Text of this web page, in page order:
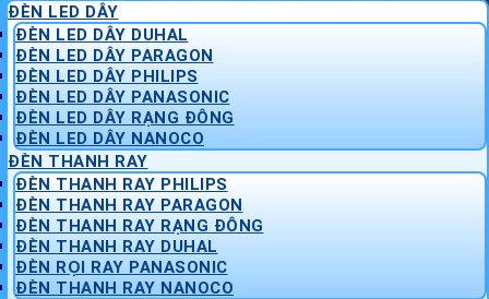
ĐÈN LED DÂY
ĐÈN LED DÂY DUHAL
ĐÈN LED DÂY PARAGON
ĐÈN LED DÂY PHILIPS
ĐÈN LED DÂY PANASONIC
ĐÈN LED DÂY RẠNG ĐÔNG
ĐÈN LED DÂY NANOCO
ĐÈN THANH RAY
ĐÈN THANH RAY PHILIPS
ĐÈN THANH RAY PARAGON
ĐÈN THANH RAY RẠNG ĐÔNG
ĐÈN THANH RAY DUHAL
ĐÈN RỌI RAY PANASONIC
ĐÈN THANH RAY NANOCO